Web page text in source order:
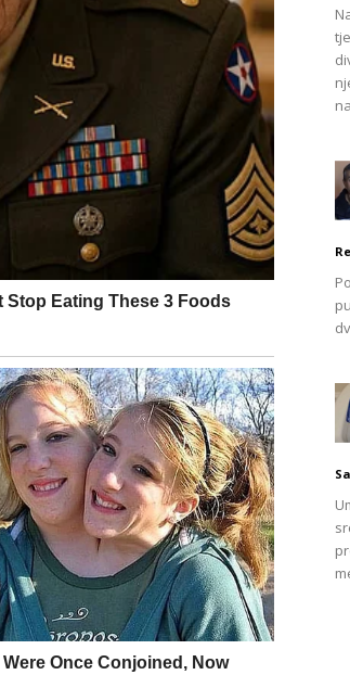
često zahtevaju upotrebu sredstava
postoji inovativna metoda